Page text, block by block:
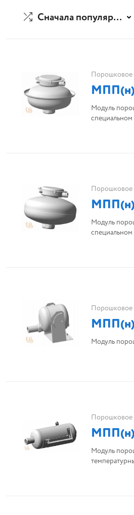
Сначала популярные
Порошковое
Модуль
Порошковое
Модуль
Порошковое
Модуль
Порошковое
Модуль